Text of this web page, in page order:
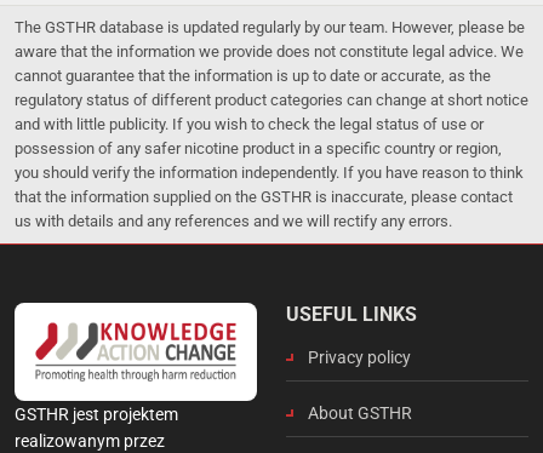
The GSTHR database is updated regularly by our team. However, please be
aware that the information we provide does not constitute legal advice. We
cannot guarantee that the information is up to date or accurate, as the
regulatory status of different product categories can change at short notice
and with little publicity. If you wish to check the legal status of use or
possession of any safer nicotine product in a specific country or region,
you should verify the information independently. If you have reason to think
that the information supplied on the GSTHR is inaccurate, please contact
us with details and any references and we will rectify any errors.
GSTHR jest projektem
realizowanym przez
USEFUL LINKS
Privacy policy
About GSTHR